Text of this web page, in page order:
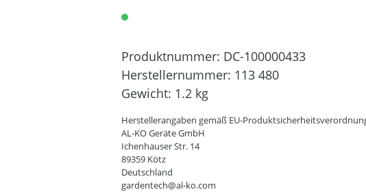
Produktnummer: DC-100000433
Herstellernummer: 113 480
Gewicht: 1.2 kg
Herstellerangaben gemäß EU-
AL-KO Geräte GmbH
Ichenhauser Str. 14
89359 Kötz
Deutschland
gardentech@al-ko.com